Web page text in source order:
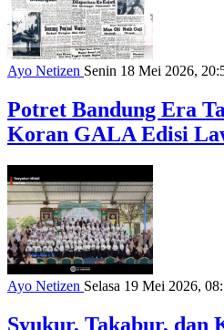
Ayo Netizen Senin 18 Mei 2026,
Potret Bandung Era
Koran GALA Edisi
Ayo Netizen Selasa 19 Mei 2026,
Syukur, Takabur, dan